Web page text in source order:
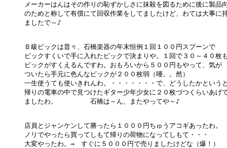
メーカーはんはその作りの恥ずかしさに抹殺を図るために後に製品
のためと称して有償にて回収作業をしてましたけど、わては大事に
ましたで～♪
Ｂ級ピックは昔々、石橋楽器の年末恒例１回１００円スプーンで
ピックすくいで手に入れたピックで決まりや。１回で３０～４０枚
ピックがすくえるんですわ。おもろいから５００円もやって、気が
ついたら手元に色んなピックが２００枚弱（唖。。然）
一生使うても使いきれんわ。・・・・・・・で、どうしたかという
帰りの電車の中で見つけたギター少年少女に２０枚づつくらいあげ
ましたわ。　　　　　石橋は～ん、またやってや～♪
店員とジャンケンして勝ったら１０００円ちゅうアコギあったわ。
ノリでやったら買ってしもて帰りの荷物になってしもて・・・
大変やったわ。→　すぐに５０００円で売りましたけどな（爆！）